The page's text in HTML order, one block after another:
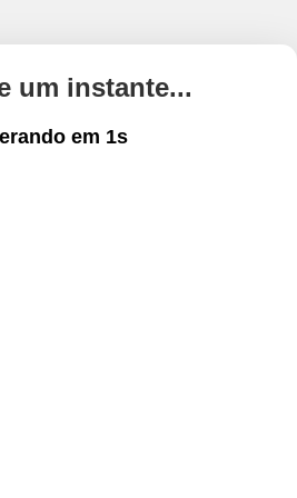
um instante...
em 1s